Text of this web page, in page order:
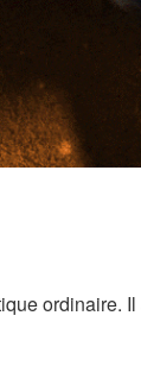
ordinaire.